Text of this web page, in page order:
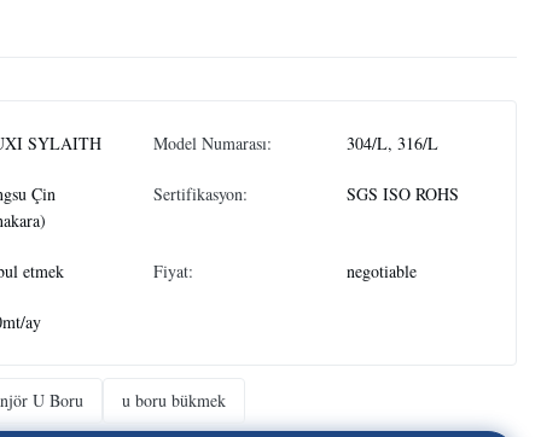
SYLAITH Model Numarası: 304/L, 316/L
Çin
Sertifikasyon: SGS ISO ROHS
etmek Fiyat: negotiable
ay
U Boru u boru bükmek